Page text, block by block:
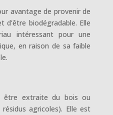
avantage de provenir de
d’être biodégradable. Elle
intéressant pour une
en raison de sa faible
être extraite du bois ou
agricoles). Elle est